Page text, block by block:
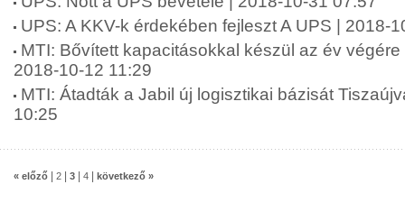
UPS: A KKV-k érdekében fejleszt A UPS | 2018-
MTI: Bővített kapacitásokkal készül az év
2018-10-12 11:29
MTI: Átadták a Jabil új logisztikai bázisát
10:25
« előző 2 3 4 következő »